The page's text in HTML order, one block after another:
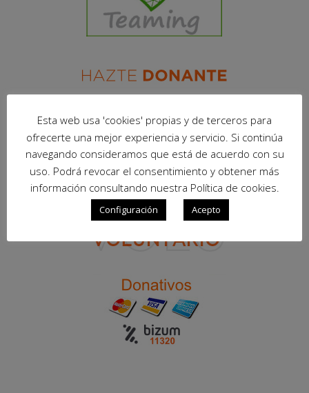
Esta web usa 'cookies' propias y de terceros para
ofrecerte una mejor experiencia y servicio. Si continúa
navegando consideramos que está de acuerdo con su
uso. Podrá revocar el consentimiento y obtener más
información consultando nuestra Política de cookies.
Configuración Acepto